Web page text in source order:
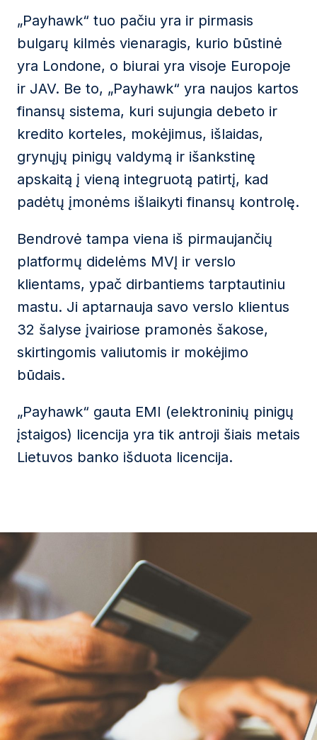
„Payhawk“ tuo pačiu yra ir pirmasis
bulgarų kilmės vienaragis, kurio būstinė
yra Londone, o biurai yra visoje Europoje
ir JAV. Be to, „Payhawk“ yra naujos kartos
finansų sistema, kuri sujungia debeto ir
kredito korteles, mokėjimus, išlaidas,
grynųjų pinigų valdymą ir išankstinę
apskaitą į vieną integruotą patirtį, kad
padėtų įmonėms išlaikyti finansų kontrolę.
Bendrovė tampa viena iš pirmaujančių
platformų didelėms MVĮ ir verslo
klientams, ypač dirbantiems tarptautiniu
mastu. Ji aptarnauja savo verslo klientus
32 šalyse įvairiose pramonės šakose,
skirtingomis valiutomis ir mokėjimo
būdais.
„Payhawk“ gauta EMI (elektroninių pinigų
įstaigos) licencija yra tik antroji šiais metais
Lietuvos banko išduota licencija.